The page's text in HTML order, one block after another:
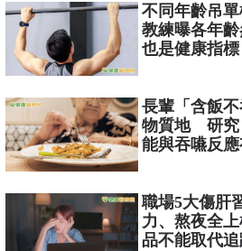
不同年齡吊
教練曝各年
也是健康指標
長輩「含飯
物質地 研究
能與吞嚥反應
職場5大傷肝
力、熬夜全
品不能取代